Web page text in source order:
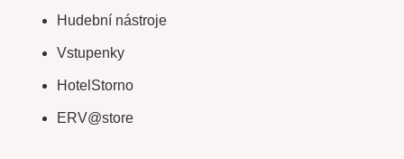
Hudební nástroje
Vstupenky
HotelStorno
ERV@store